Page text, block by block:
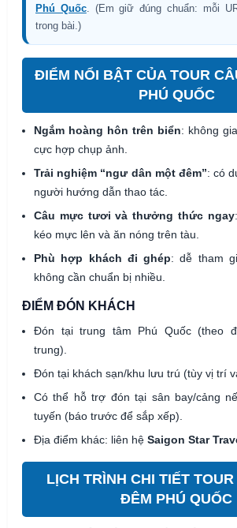
Phú Quốc. (Em giữ đúng chuẩn: mỗi
trong bài.)
ĐIỂM NỔI BẬT CỦA TOUR
PHÚ QUỐC
Ngắm hoàng hôn trên biển: không
cực hợp chụp ảnh.
Trải nghiệm “ngư dân một đêm”: có
người hướng dẫn thao tác.
Câu mực tươi và thưởng thức ngay
kéo mực lên và ăn nóng trên tàu.
Phù hợp khách đi ghép: dễ tham
không cần chuẩn bị nhiều.
ĐIỂM ĐÓN KHÁCH
Đón tại trung tâm Phú Quốc (theo
trung).
Đón tại khách sạn/khu lưu trú (tùy vị trí
Có thể hỗ trợ đón tại sân bay/cảng
tuyến (báo trước để sắp xếp).
Địa điểm khác: liên hệ Saigon Star
LỊCH TRÌNH CHI TIẾT
ĐÊM PHÚ QUỐC